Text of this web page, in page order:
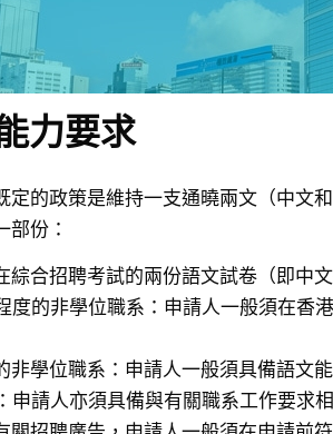
力要求
的政策是維持一支通曉兩文（中文
份：
合招聘考試的兩份語文試卷（即中
度的非學位職系：申請人一般須在
非學位職系：申請人一般須具備語文
請人亦須具備與有關職系工作要求